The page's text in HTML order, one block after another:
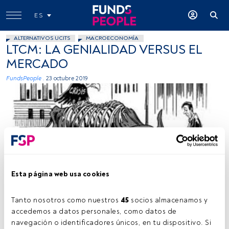
Esta página web usa cookies
Tanto nosotros como nuestros 45 socios almacenamos y
accedemos a datos personales, como datos de
navegación o identificadores únicos, en tu dispositivo. Si
ES
ALTERNATIVOS UCITS MACROECONOMÍA
LTCM: LA GENIALIDAD VERSUS EL
MERCADO
FundsPeople . 23 octubre 2019
Tiempo lectura: 3 min.